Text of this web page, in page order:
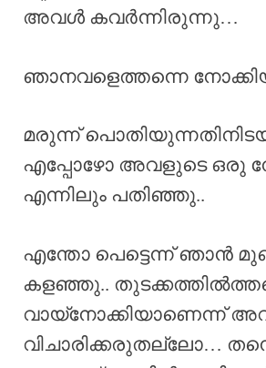
അവൾ കവർന്നിരുന്നു…
ഞാനവളെത്തന്നെ
മരുന്ന്
എപ്പോഴോ അവളുടെ ഒരു
എന്നിലും പതിഞ്ഞു..
എന്തോ പെട്ടെന്ന് ഞാൻ മുഖം
കളഞ്ഞു..
വായ്നോക്കിയാണെന്ന്
വിചാരിക്കരുതല്ലോ…